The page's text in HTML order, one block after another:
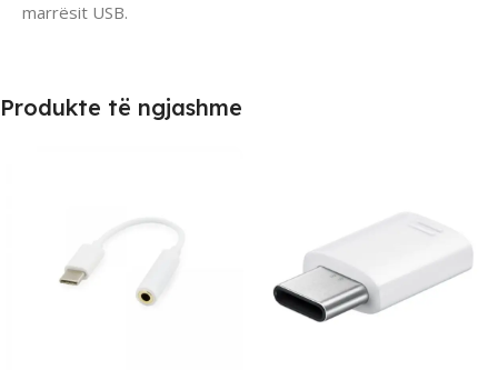
marrësit USB.
Produkte të ngjashme